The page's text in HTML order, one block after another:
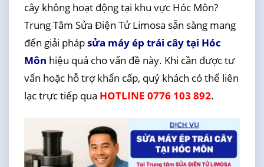
cây không hoạt động tại khu vực Hóc Môn?
Trung Tâm Sửa Điện Tử Limosa sẵn sàng mang
đến giải phápsửa máy ép trái cây tại Hóc
Môn hiệu quả cho vấn đề này. Khi cần được tư
vấn hoặc hỗ trợ khẩn cấp, quý khách có thể liên
lạc trực tiếp qua HOTLINE 0776 103 892.